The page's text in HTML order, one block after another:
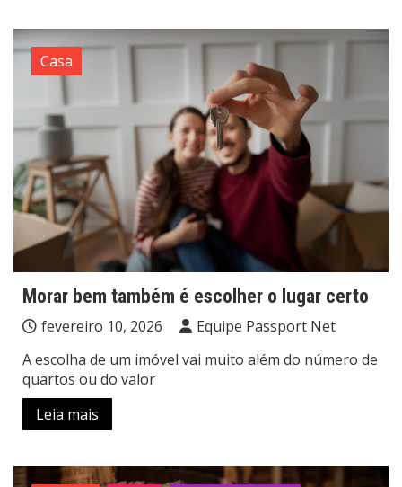
Casa
Morar bem também é escolher o lugar certo
fevereiro 10, 2026
Equipe Passport Net
A escolha de um imóvel vai muito além do número de
quartos ou do valor
Leia mais